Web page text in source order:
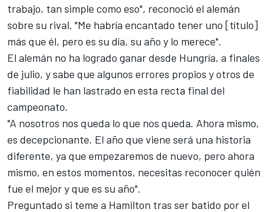
trabajo, tan simple como eso", reconoció el alemán
sobre su rival. "Me habría encantado tener uno [título]
más que él, pero es su día, su año y lo merece".
El alemán no ha logrado ganar desde Hungría, a finales
de julio, y sabe que algunos errores propios y otros de
fiabilidad le han lastrado en esta recta final del
campeonato.
"A nosotros nos queda lo que nos queda. Ahora mismo,
es decepcionante. El año que viene será una historia
diferente, ya que empezaremos de nuevo, pero ahora
mismo, en estos momentos, necesitas reconocer quién
fue el mejor y que es su año".
Preguntado si teme a Hamilton tras ser batido por el